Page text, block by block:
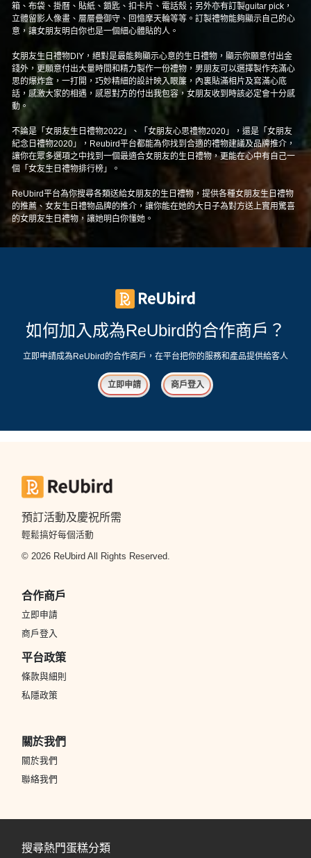
箱、布袋、掛曆、貼紙、鎖匙、扣卡片、電話殼；另外亦有訂製guitar pick，
立體留影人像畫、層層疊御守、回憶摩天輪等等。訂製禮物能夠顯示自己的心
意，讓女朋友明白你也是一個細心體貼的人。
女朋友生日禮物DIY，絕對是最能夠顯示心意的生日禮物，顯示你願意付出金
錢外，更願意付出大量時間和精力製作一份禮物，男朋友可以選擇製作充滿心
思的爆炸盒，一打開，巧妙精細的設計映入眼簾，內裏貼滿相片及寫滿心底
話，感激大家的相遇，感恩對方的付出我包容，女朋友收到時該必定會十分感
動。
不論是「女朋友生日禮物2022」、「女朋友心思禮物2020」，還是「女朋友
紀念日禮物2020」，Reubird平台都能為你找到合適的禮物建議及品牌推介，
讓你在眾多選項之中找到一個最適合女朋友的生日禮物，更能在心中有自己一
個「女友生日禮物排行榜」。
ReUbird平台為你搜尋各類送給女朋友的生日禮物，提供各種女朋友生日禮物
的推薦、女友生日禮物品牌的推介，讓你能在她的大日子為對方送上實用驚喜
的女朋友生日禮物，讓她明白你懂她。
如何加入成為ReUbird的合作商戶？
立即申請成為ReUbird的合作商戶，在平台把你的服務和產品提供給客人
立即申請 商戶登入
預訂活動及慶祝所需
輕鬆搞好每個活動
© 2026 ReUbird All Rights Reserved.
合作商戶
立即申請
商戶登入
平台政策
條款與細則
私隱政策
關於我們
關於我們
聯絡我們
搜尋熱門蛋糕分類